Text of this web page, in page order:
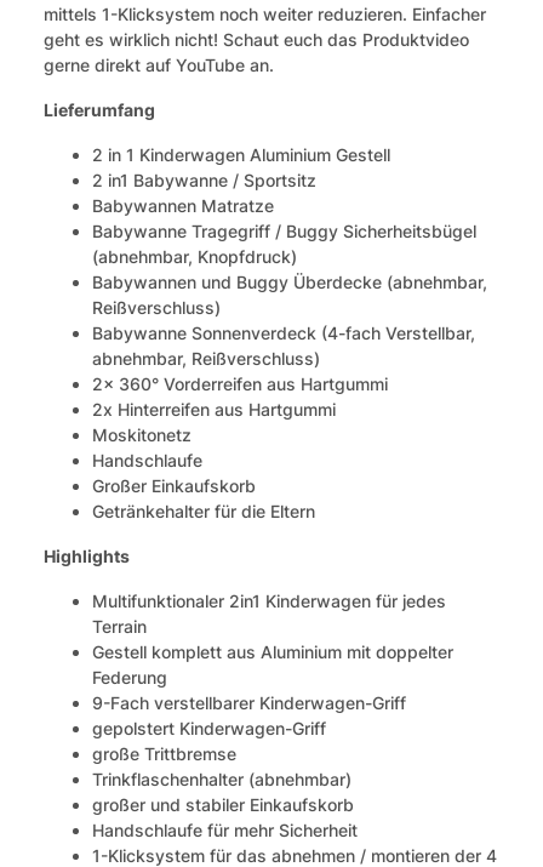
mittels 1-Klicksystem noch weiter reduzieren. Einfacher
geht es wirklich nicht! Schaut euch das Produktvideo
gerne direkt auf YouTube an.
Lieferumfang
2 in 1 Kinderwagen Aluminium Gestell
2 in1 Babywanne / Sportsitz
Babywannen Matratze
Babywanne Tragegriff / Buggy Sicherheitsbügel
(abnehmbar, Knopfdruck)
Babywannen und Buggy Überdecke (abnehmbar,
Reißverschluss)
Babywanne Sonnenverdeck (4-fach Verstellbar,
abnehmbar, Reißverschluss)
2x 360° Vorderreifen aus Hartgummi
2x Hinterreifen aus Hartgummi
Moskitonetz
Handschlaufe
Großer Einkaufskorb
Getränkehalter für die Eltern
Highlights
Multifunktionaler 2in1 Kinderwagen für jedes
Terrain
Gestell komplett aus Aluminium mit doppelter
Federung
9-Fach verstellbarer Kinderwagen-Griff
gepolstert Kinderwagen-Griff
große Trittbremse
Trinkflaschenhalter (abnehmbar)
großer und stabiler Einkaufskorb
Handschlaufe für mehr Sicherheit
1-Klicksystem für das abnehmen / montieren der 4